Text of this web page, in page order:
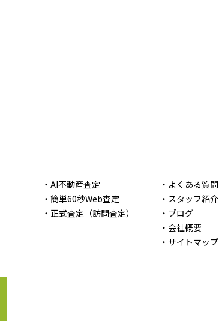
・AI不動産査定
・簡単60秒Web査定
・正式査定（訪問査定）
・よくある質問
・スタッフ紹介
・ブログ
・会社概要
・サイトマップ